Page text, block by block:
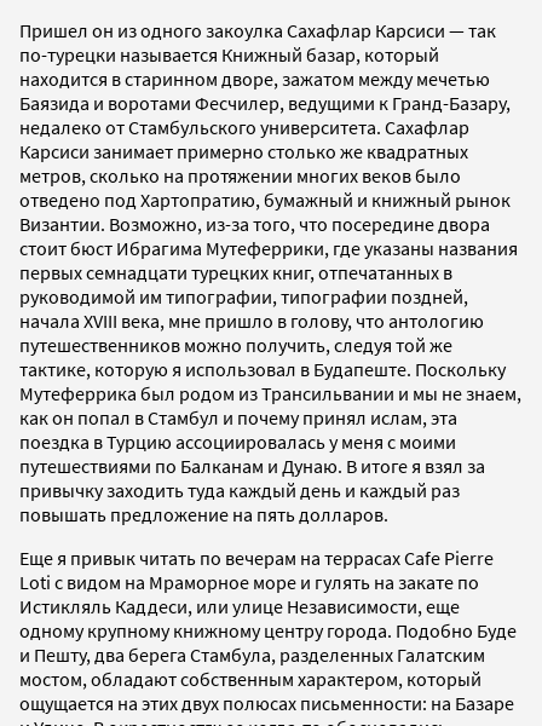
Пришел он из одного закоулка Сахафлар Карсиси — так
по-турецки называется Книжный базар, который
находится в старинном дворе, зажатом между мечетью
Баязида и воротами Фесчилер, ведущими к Гранд-Базару,
недалеко от Стамбульского университета. Сахафлар
Карсиси занимает примерно столько же квадратных
метров, сколько на протяжении многих веков было
отведено под Хартопратию, бумажный и книжный рынок
Византии. Возможно, из-за того, что посередине двора
стоит бюст Ибрагима Мутеферрики, где указаны названия
первых семнадцати турецких книг, отпечатанных в
руководимой им типографии, типографии поздней,
начала XVIII века, мне пришло в голову, что антологию
путешественников можно получить, следуя той же
тактике, которую я использовал в Будапеште. Поскольку
Мутеферрика был родом из Трансильвании и мы не знаем,
как он попал в Стамбул и почему принял ислам, эта
поездка в Турцию ассоциировалась у меня с моими
путешествиями по Балканам и Дунаю. В итоге я взял за
привычку заходить туда каждый день и каждый раз
повышать предложение на пять долларов.
Еще я привык читать по вечерам на террасах Cafe Pierre
Loti с видом на Мраморное море и гулять на закате по
Истикляль Каддеси, или улице Независимости, еще
одному крупному книжному центру города. Подобно Буде
и Пешту, два берега Стамбула, разделенных Галатским
мостом, обладают собственным характером, который
ощущается на этих двух полюсах письменности: на Базаре